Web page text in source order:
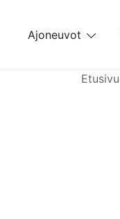
content
Ajoneuvot
Etusivu